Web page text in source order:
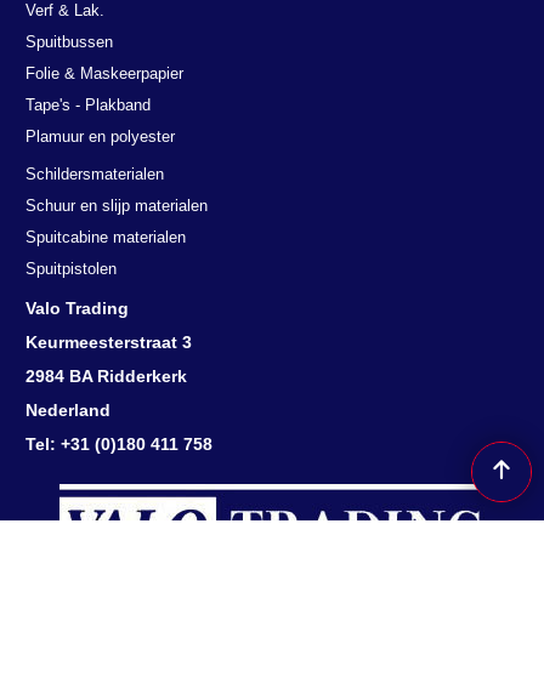
Verf & Lak.
Spuitbussen
Folie & Maskeerpapier
Tape's - Plakband
Plamuur en polyester
Schildersmaterialen
Schuur en slijp materialen
Spuitcabine materialen
Spuitpistolen
Valo Trading
Keurmeesterstraat 3
2984 BA Ridderkerk
Nederland
Tel: +31 (0)180 411 758